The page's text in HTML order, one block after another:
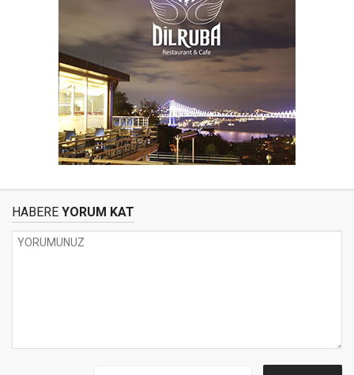
HABERE YORUM KAT